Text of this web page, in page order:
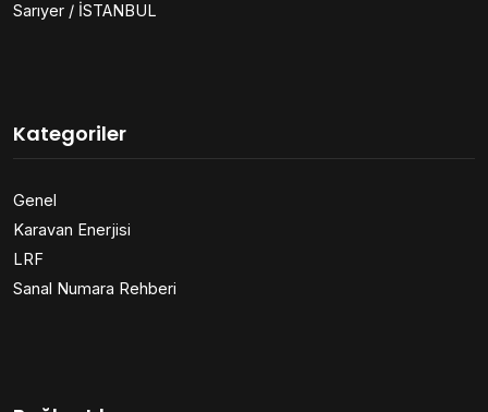
Sarıyer / İSTANBUL
Kategoriler
Genel
Karavan Enerjisi
LRF
Sanal Numara Rehberi